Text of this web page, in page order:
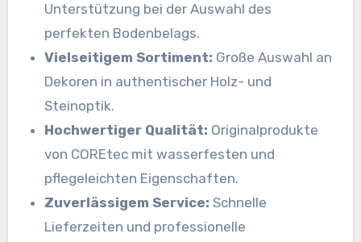
Unterstützung bei der Auswahl des
perfekten Bodenbelags.
Vielseitigem Sortiment: Große Auswahl an
Dekoren in authentischer Holz- und
Steinoptik.
Hochwertiger Qualität: Originalprodukte
von COREtec mit wasserfesten und
pflegeleichten Eigenschaften.
Zuverlässigem Service: Schnelle
Lieferzeiten und professionelle